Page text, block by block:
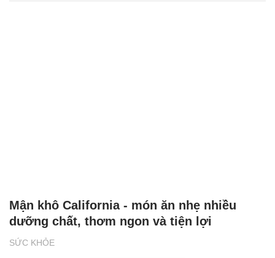
SỨC KHỎE
Mận khô California - món ăn nhẹ nhiều
dưỡng chất, thơm ngon và tiện lợi